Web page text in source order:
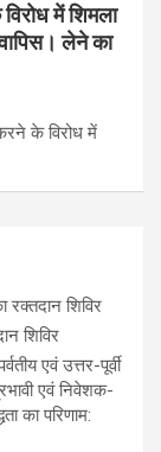
में शिमला
लेने का
के विरोध में
रक्तदान शिविर
शिविर
एवं उत्तर-पूर्वी
एवं निवेशक-
का परिणाम: